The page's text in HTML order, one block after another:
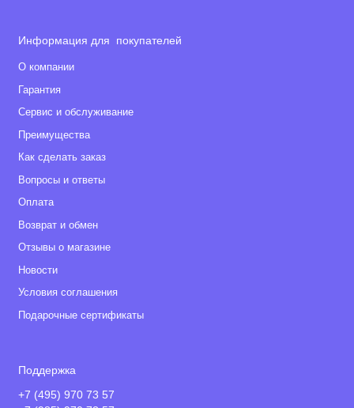
Информация для покупателей
О компании
Гарантия
Сервис и обслуживание
Преимущества
Как сделать заказ
Вопросы и ответы
Оплата
Возврат и обмен
Отзывы о магазине
Новости
Условия соглашения
Подарочные сертификаты
Поддержка
+7 (495) 970 73 57